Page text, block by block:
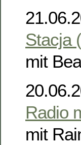
Stacja
mit
Radio
mit